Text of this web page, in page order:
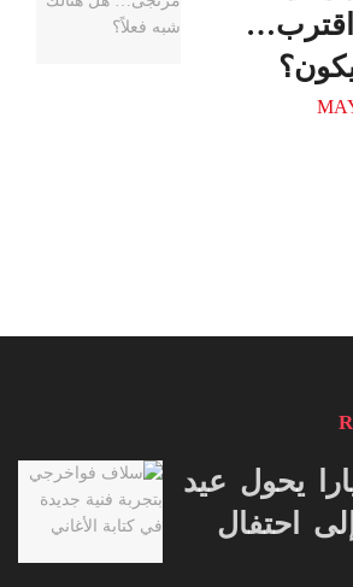
يحول عيد
احتفال